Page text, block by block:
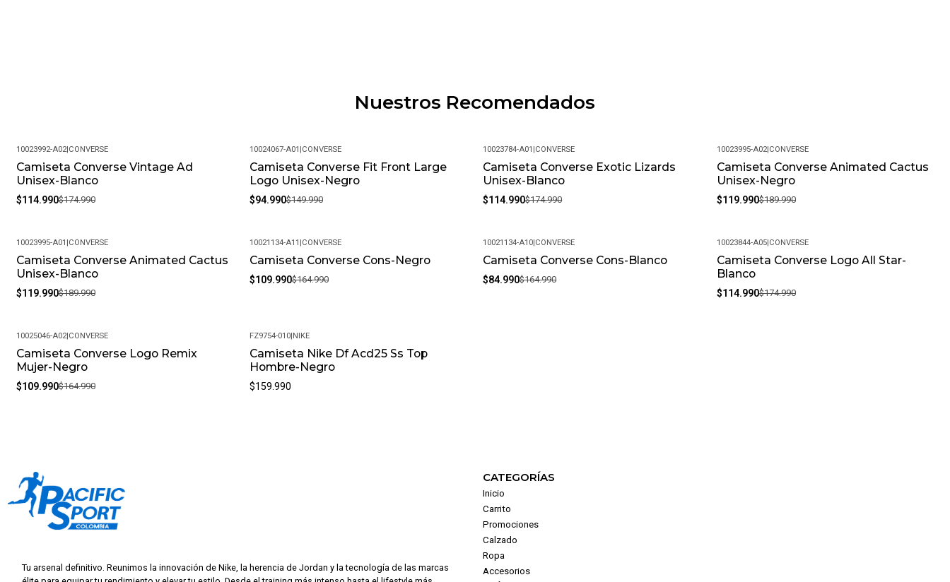
Nuestros Recomendados
-34%
10023992-A02|CONVERSE
Camiseta Converse Vintage Ad
Unisex-Blanco
$114.990$174.990
-37%
10024067-A01 |CONVERSE
Camiseta Converse Fit Front Large
Logo Unisex-Negro
$94.990$149.990
-34%
10023784-A01 |CONVERSE
Camiseta Converse Exotic Lizards
Unisex-Blanco
$114.990$174.990
-37%
10023995-A02|CONVERSE
Camiseta Converse Animated Cactus
Unisex-Negro
$119.990$189.990
-37%
10023995-A01 |CONVERSE
Camiseta Converse Animated Cactus
Unisex-Blanco
$119.990$189.990
-33%
10021134-A11 |CONVERSE
Camiseta Converse Cons-Negro
$109.990$164.990
-48%
10021134-A10|CONVERSE
Camiseta Converse Cons-Blanco
$84.990$164.990
-34%
10023844-A05|CONVERSE
Camiseta Converse Logo All Star-
Blanco
$114.990$174.990
-33%
10025046-A02|CONVERSE
Camiseta Converse Logo Remix
Mujer-Negro
$109.990$164.990
FZ9754-010|NIKE
Camiseta Nike Df Acd25 Ss Top
Hombre-Negro
$159.990
Tu arsenal definitivo. Reunimos la innovación de Nike, la herencia de Jordan y la tecnología de las marcas
CATEGORÍAS
Inicio
Carrito
Promociones
Calzado
Ropa
Accesorios